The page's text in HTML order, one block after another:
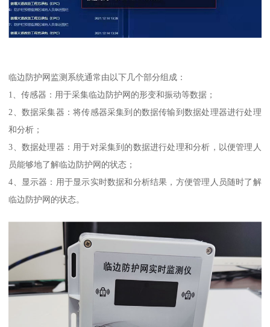
临边防护网监测系统通常由以下几个部分组成：
1、传感器：用于采集临边防护网的形变和振动等数据；
2、数据采集器：将传感器采集到的数据传输到数据处理器进行处理
和分析；
3、数据处理器：用于对采集到的数据进行处理和分析，以便管理人
员能够地了解临边防护网的状态；
4、显示器：用于显示实时数据和分析结果，方便管理人员随时了解
临边防护网的状态。